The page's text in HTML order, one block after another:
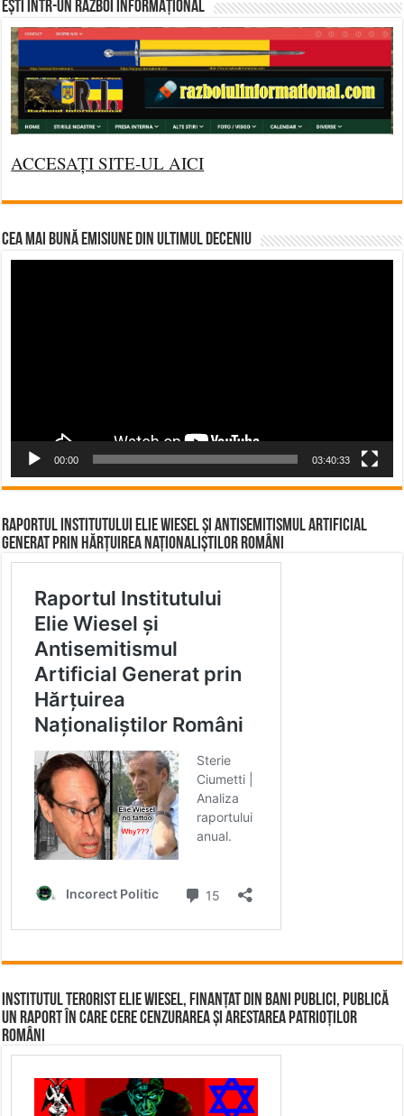
Ești într-un RĂZBOI INFORMAȚIONAL
ACCESAȚI SITE-UL AICI
CEA MAI BUNĂ EMISIUNE DIN ULTIMUL DECENIU
00:00 03:40:33
Raportul Institutului Elie Wiesel și Antisemitismul Artificial
Generat prin Hărțuirea Naționaliștilor Români
Institutul terorist Elie Wiesel, finanțat din bani publici, publică
un raport în care cere cenzurarea și arestarea patrioților
români